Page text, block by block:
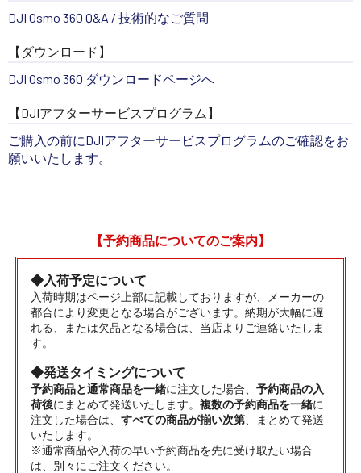
DJI Osmo 360 Q&A / 技術的なご質問
【ダウンロード】
DJI Osmo 360 ダウンロードページへ
【DJIアフターサービスプログラム】
ご購入の前にDJIアフターサービスプログラムのご確認をお
願いいたします。
【予約商品についてのご案内】
◆入荷予定について
入荷時期はページ上部に記載しておりますが、メーカーの
都合により変更となる場合がございます。納期が大幅に遅
れる、または欠品となる場合は、当店よりご連絡いたしま
す。
◆発送タイミングについて
予約商品と通常商品を一緒に注文した場合、 予約商品の入
荷後にまとめて発送いたします。 複数の予約商品を一緒に
注文した場合は、 すべての商品が揃い次第、まとめて発送
いたします。
※通常商品や入荷の早い予約商品を先に受け取たい場合
は、別々にご注文ください。